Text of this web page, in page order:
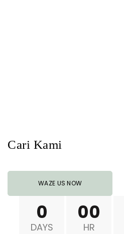
Cari Kami
WAZE US NOW
0
DAYS
00
HR